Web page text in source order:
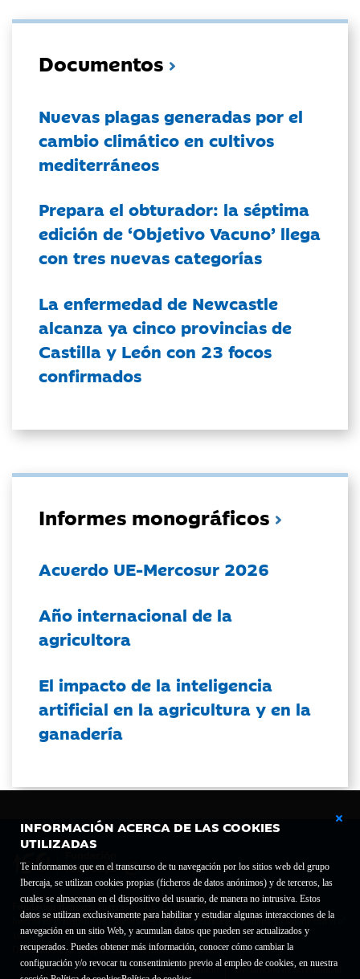
INFORMACIÓN ACERCA DE LAS COOKIES
UTILIZADAS
Te informamos que en el transcurso de tu navegación por los sitios web del grupo
Ibercaja, se utilizan cookies propias (ficheros de datos anónimos) y de terceros, las
cuales se almacenan en el dispositivo del usuario, de manera no intrusiva. Estos
datos se utilizan exclusivamente para habilitar y estudiar algunas interacciones de la
navegación en un sitio Web, y acumulan datos que pueden ser actualizados y
recuperados. Puedes obtener más información, conocer cómo cambiar la
configuración y/o revocar tu consentimiento previo al empleo de cookies, en nuestra
Documentos
Nuevas plagas generadas por el
cambio climático en cultivos
mediterráneos
Prepara el obturador: la séptima
edición de ‘Objetivo Vacuno’ llega
con tres nuevas categorías
La enfermedad de Newcastle
alcanza ya cinco provincias de
Castilla y León con 23 focos
confirmados
Informes monográficos
Acuerdo UE-Mercosur 2026
Año internacional de la
agricultora
El impacto de la inteligencia
artificial en la agricultura y en la
ganadería
Fundación Bancaria Ibercaja C.I.F. G-50000652.
Inscrita en el Registro de Fundaciones del Mº de Educación, Cultura y Deporte con el nº
1689.
Domicilio social: Joaquín Costa, 13. 50001 Zaragoza.
Contacto
Declaración de accesibilidad